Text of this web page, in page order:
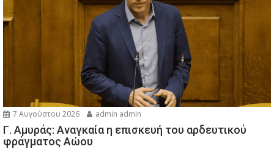
7 Αυγούστου 2026 admin admin
Γ. Αμυράς: Αναγκαία η επισκευή του αρδευτικού
φράγματος Αώου